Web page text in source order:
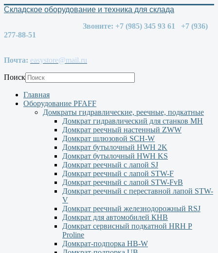
Складское оборудование и техника для склада
Звоните: +7 (985) 345 93 61 +7 (936)
277-88-51
Почта: easystore@mail.ru
Поиск
Главная
Оборудование PFAFF
Домкраты гидравлические, реечные, подкатные
Домкрат гидравлический для станков МН
Домкрат реечный настенный ZWW
Домкрат шлюзовой SCH-W
Домкрат бутылочный HWH 2K
Домкрат бутылочный HWH KS
Домкрат реечный с лапой SJ
Домкрат реечный с лапой STW-F
Домкрат реечный с лапой STW-FvB
Домкрат реечный с переставной лапой STW-
V
Домкрат реечный железнодорожный RSJ
Домкрат для автомобилей КНВ
Домкрат сервисный подкатной НRH P
Proline
Домкрат-подпорка HB-W